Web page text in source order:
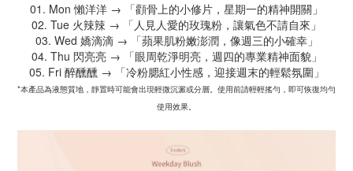
01. Mon 懶洋洋 → 「顴骨上的小修片，星期一的精神開關」
02. Tue 火辣辣 → 「人見人愛的玫瑰粉，讓氣色不請自來」
03. Wed 嬌滴滴 → 「蘋果肌粉嫩澎潤，像週三的小確幸」
04. Thu 閃亮亮 → 「眼周乾淨明亮，週四的專業精神面貌」
05. Fri 醉醺醺 → 「冷粉腮紅小性感，迎接週末的輕鬆氛圍」
*本產品為液態質地，靜置時可能會出現輕微沉澱或分層。使用前請輕輕搖勻，即可恢復均勻
使用效果。